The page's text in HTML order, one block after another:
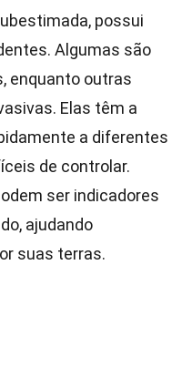
possui
Algumas são
enquanto outras
Elas têm a
a diferentes
de controlar.
ser indicadores
ajudando
suas terras.